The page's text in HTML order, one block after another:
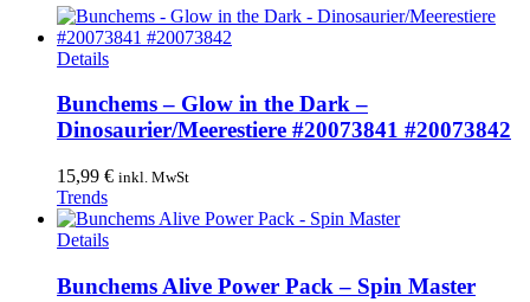
DetailsDieses
weist
mehrere
Varianten
Die
können
auf
Produktseite
Bunchems – Glow in the Dark –
Dinosaurier/Meerestiere #20073841 #20073842
15,99 € inkl. MwSt
Trends
Details
Bunchems Alive Power Pack – Spin Master